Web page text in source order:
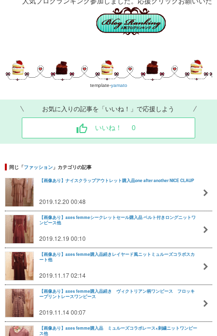
template-yamato
お気に入りの記事を「いいね！」で応援しよう
いいね！ 0
同じ「ファッション 」カテゴリの記事
【画像あり】ナイスクラップアウトレット購入品one after another NICE CLAUP
2019.12.20 00:48
【画像あり】axes femmeシークレットセール購入品 ベルト付きロングニットワ
ンピース他
2019.12.19 00:10
【画像あり】axes femme購入品続きレイヤード風ニットミュルーズコラボスカ
ート他
2019.11.17 02:14
【画像あり】axes femme購入品続き ヴィクトリアン柄ワンピース フロッキ
ープリントレースワンピース
2019.11.14 00:07
【画像あり】axes femme購入品 ミュルーズコラボレース×刺繍ニットワンピー
ス他